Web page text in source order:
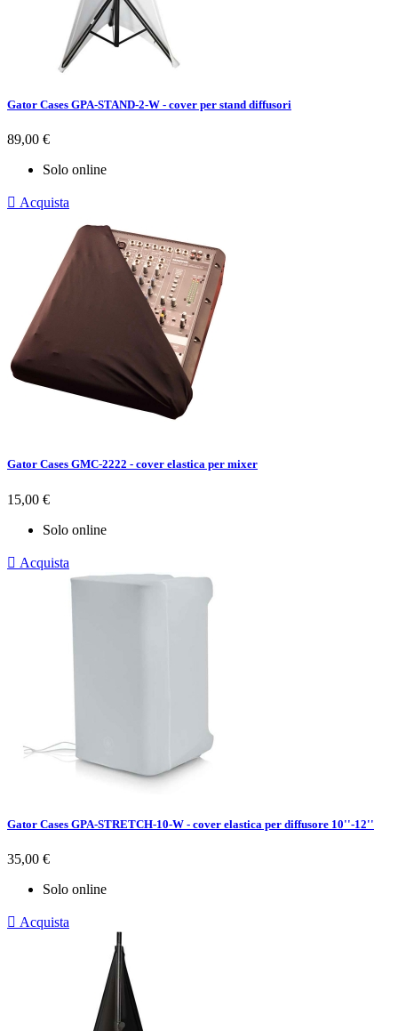
Gator Cases GPA-STAND-2-W - cover per stand diffusori
Prezzo
89,00 €
Solo online
 Acquista
Gator Cases GMC-2222 - cover elastica per mixer
Prezzo
15,00 €
Solo online
 Acquista
Gator Cases GPA-STRETCH-10-W - cover elastica per diffusore 10''-12''
Prezzo
35,00 €
Solo online
 Acquista